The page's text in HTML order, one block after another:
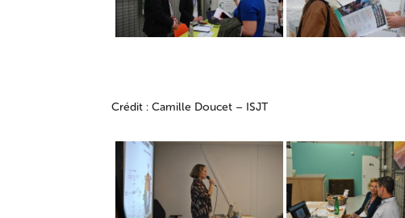
Crédit : Camille Doucet – ISJT